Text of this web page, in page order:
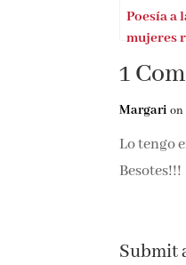
Poesía a
mujeres
1
Margari on
Lo tengo
Besotes!!!
Submit